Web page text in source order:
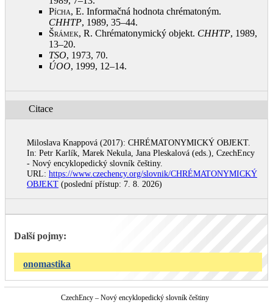
Pícha, E. Informačná hodnota chrématoným.
CHHTP, 1989, 35–44.
Šrámek, R. Chrématonymický objekt. CHHTP, 1989,
13–20.
TSO, 1973, 70.
ÚOO, 1999, 12–14.
Citace
Miloslava Knappová (2017): CHRÉMATONYMICKÝ OBJEKT.
In: Petr Karlík, Marek Nekula, Jana Pleskalová (eds.), CzechEncy
- Nový encyklopedický slovník češtiny.
URL: https://www.czechency.org/slovnik/CHRÉMATONYMICKÝ
OBJEKT (poslední přístup: 7. 8. 2026)
Další pojmy:
onomastika
CzechEncy – Nový encyklopedický slovník češtiny